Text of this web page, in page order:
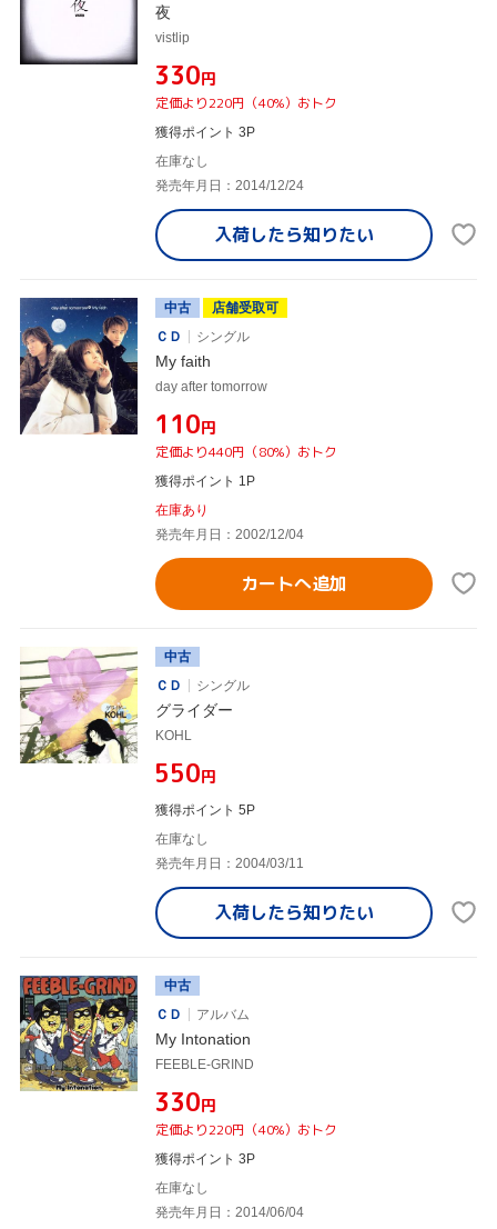
夜
vistlip
¥330円
定価より220円（40%）おトク
獲得ポイント 3P
在庫なし
発売年月日：2014/12/24
入荷したら知りたい
中古
店舗受取可
ＣＤ
シングル
My faith
day after tomorrow
¥110円
定価より440円（80%）おトク
獲得ポイント 1P
在庫あり
発売年月日：2002/12/04
カートへ追加
中古
ＣＤ
シングル
グライダー
KOHL
¥550円
獲得ポイント 5P
在庫なし
発売年月日：2004/03/11
入荷したら知りたい
中古
ＣＤ
アルバム
My Intonation
FEEBLE-GRIND
¥330円
定価より220円（40%）おトク
獲得ポイント 3P
在庫なし
発売年月日：2014/06/04